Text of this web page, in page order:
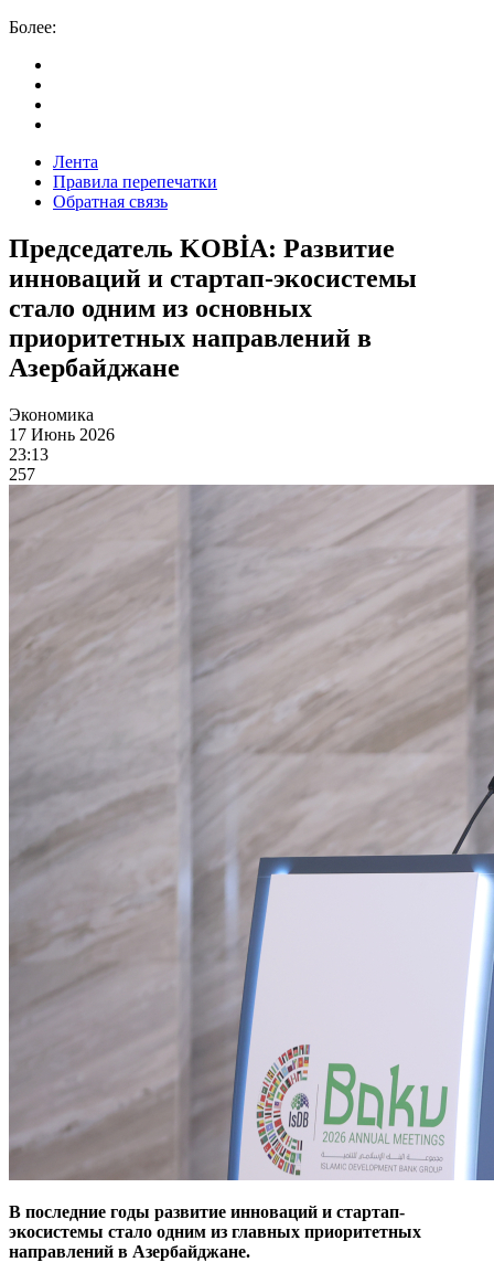
Более:
Лента
Правила перепечатки
Обратная связь
Председатель KOBİA: Развитие
инноваций и стартап-экосистемы
стало одним из основных
приоритетных направлений в
Азербайджане
Экономика
17 Июнь 2026
23:13
257
В последние годы развитие инноваций и стартап-
экосистемы стало одним из главных приоритетных
направлений в Азербайджане.